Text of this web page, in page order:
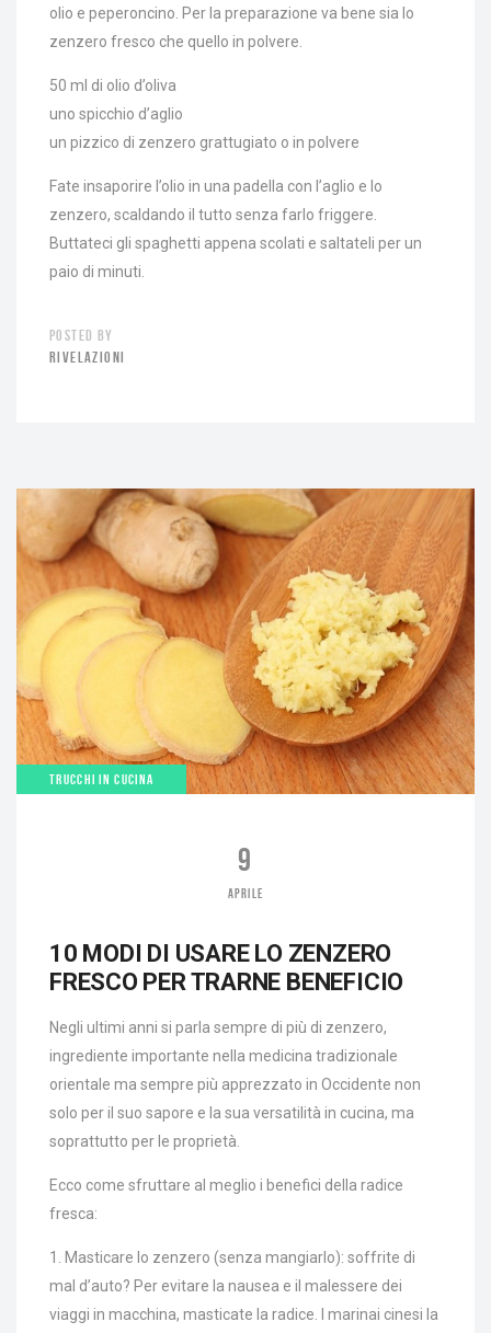
olio e peperoncino. Per la preparazione va bene sia lo
zenzero fresco che quello in polvere.
50 ml di olio d’oliva
uno spicchio d’aglio
un pizzico di zenzero grattugiato o in polvere
Fate insaporire l’olio in una padella con l’aglio e lo
zenzero, scaldando il tutto senza farlo friggere.
Buttateci gli spaghetti appena scolati e saltateli per un
paio di minuti.
POSTED BY
RIVELAZIONI
TRUCCHI IN CUCINA
9
APRILE
10 MODI DI USARE LO ZENZERO
FRESCO PER TRARNE BENEFICIO
Negli ultimi anni si parla sempre di più di zenzero,
ingrediente importante nella medicina tradizionale
orientale ma sempre più apprezzato in Occidente non
solo per il suo sapore e la sua versatilità in cucina, ma
soprattutto per le proprietà.
Ecco come sfruttare al meglio i benefici della radice
fresca:
1. Masticare lo zenzero (senza mangiarlo): soffrite di
mal d’auto? Per evitare la nausea e il malessere dei
viaggi in macchina, masticate la radice. I marinai cinesi la